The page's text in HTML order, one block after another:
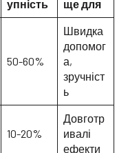
упність
ще для
50-60%
Швидка
допомог
а,
зручніст
ь
10-20%
Довготр
ивалі
ефекти